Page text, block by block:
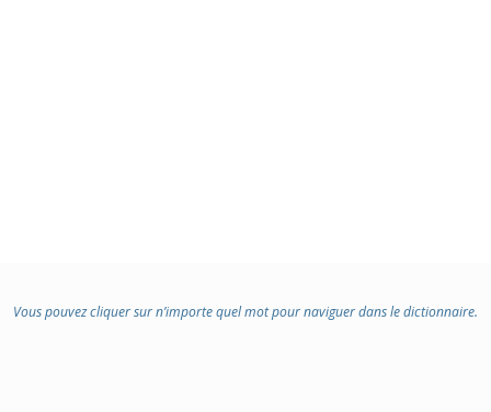
Vous pouvez cliquer sur n’importe quel mot pour naviguer dans le dictionnaire.